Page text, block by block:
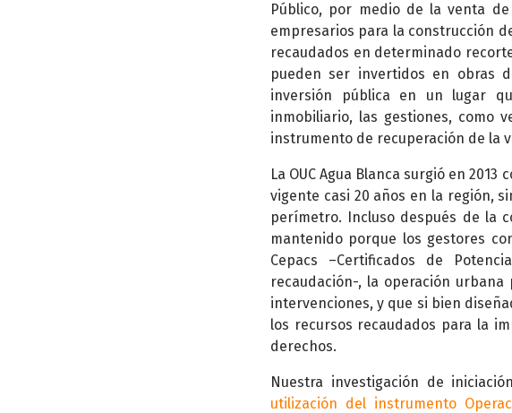
Público, por medio de la venta
empresarios para la construcción
recaudados en determinado
pueden ser invertidos en obras
inversión pública en un lugar
inmobiliario, las gestiones, como
instrumento de recuperación de la
La OUC Agua Blanca surgió en
vigente casi 20 años en la región,
perímetro. Incluso después de la
mantenido porque los gestores
Cepacs –Certificados de
recaudación-, la operación
intervenciones, y que si bien
los recursos recaudados para la
derechos.
Nuestra investigación de
utilización del instrumento